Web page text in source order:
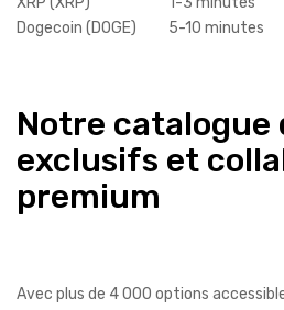
Dogecoin (DOGE)
5-10 minutes
Notre catalogue
exclusifs et
premium
Avec plus de 4 000 options